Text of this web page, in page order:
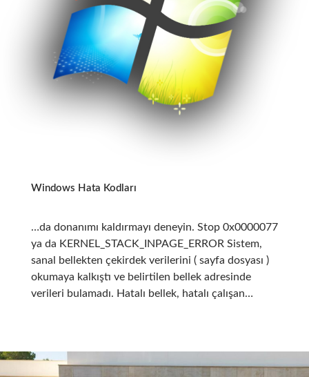
Windows Hata Kodları
…da donanımı kaldırmayı deneyin. Stop 0x0000077
ya da KERNEL_STACK_INPAGE_ERROR Sistem,
sanal bellekten çekirdek verilerini ( sayfa dosyası )
okumaya kalkıştı ve belirtilen bellek adresinde
verileri bulamadı. Hatalı bellek, hatalı çalışan…